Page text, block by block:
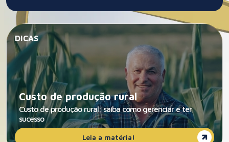
DICAS
Custo de produção rural
Custo de produção rural: saiba como gerenciar e ter
sucesso
Leia a matéria!